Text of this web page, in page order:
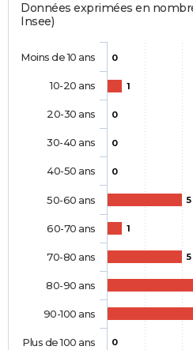
Données exprimées en
Insee)
0
1
0
0
0
5
1
5
0
Moins de 10 ans
10-20 ans
20-30 ans
30-40 ans
40-50 ans
50-60 ans
60-70 ans
70-80 ans
80-90 ans
90-100 ans
Plus de 100 ans